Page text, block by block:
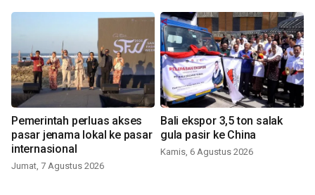
Pemerintah perluas akses
pasar jenama lokal ke pasar
internasional
Jumat, 7 Agustus 2026
Bali ekspor 3,5 ton salak
gula pasir ke China
Kamis, 6 Agustus 2026